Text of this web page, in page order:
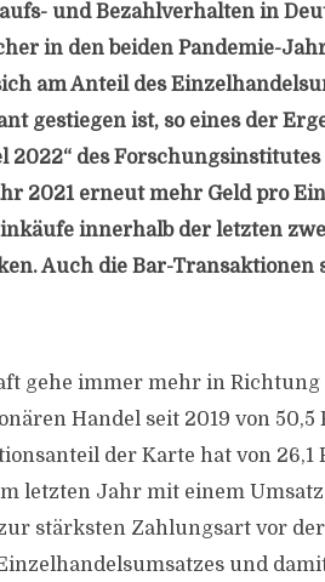
und Bezahlverhalten in
in den beiden Pandemie-
am Anteil des
gestiegen ist, so eines der
2022“ des
2021 erneut mehr Geld pro
innerhalb der letzten
Auch die Bar-Transaktionen
gehe immer mehr in
Handel seit 2019 von 50,5
der Karte hat von 26,1
letzten Jahr mit einem
stärksten Zahlungsart vor
und